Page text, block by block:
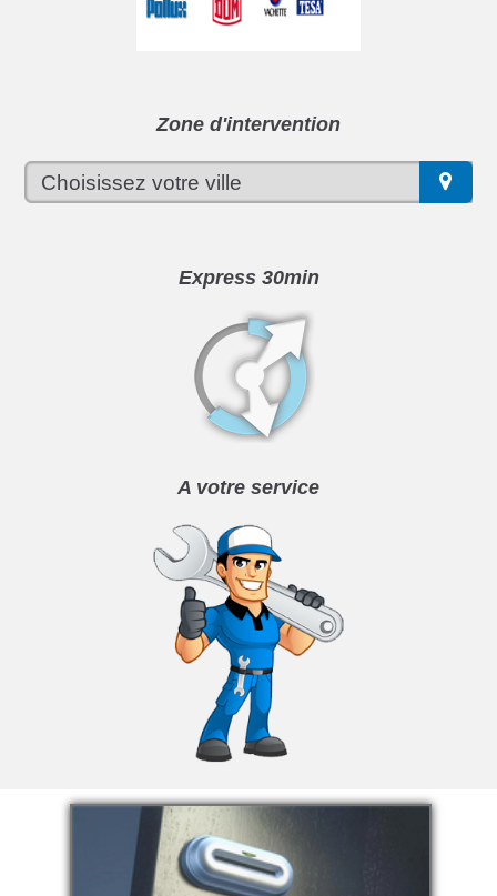
Zone d'intervention
Express 30min
A votre service